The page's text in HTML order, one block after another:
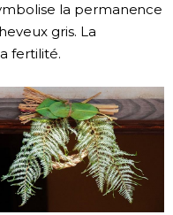
la permanence
gris. La
fertilité.